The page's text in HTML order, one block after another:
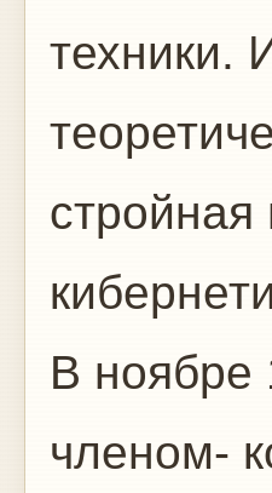
техники.
стройная
В ноябре
членом-